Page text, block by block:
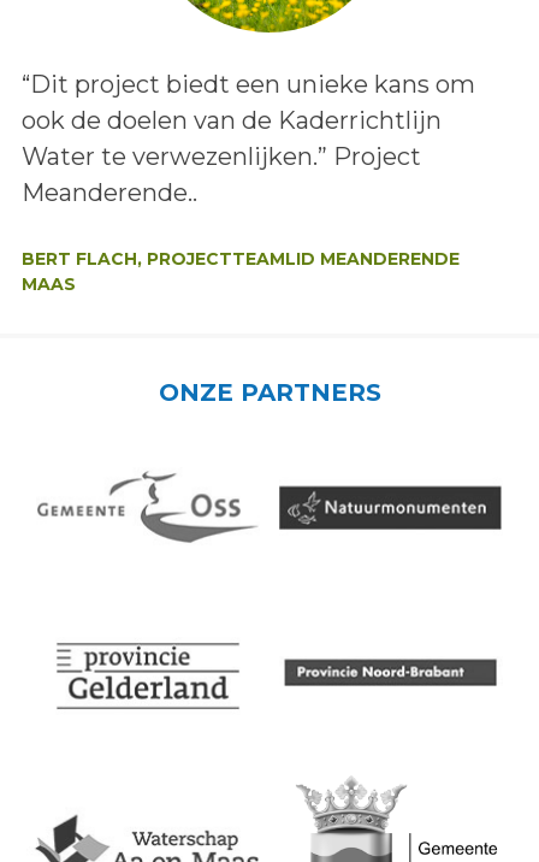
Lees het bericht:
“Dit project biedt een unieke kans om
ook de doelen van de Kaderrichtlijn
Water te verwezenlijken.” Project
Meanderende..
BERT FLACH, PROJECTTEAMLID MEANDERENDE
MAAS
ONZE PARTNERS